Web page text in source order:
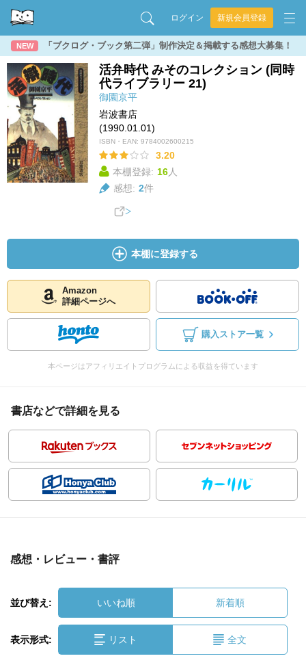
ログイン 新規会員登録
NEW 「ブクログ・ブック第二弾」制作決定＆掲載する感想大募集！
活弁時代 みそのコレクション (同時
代ライブラリー 21)
御園京平
岩波書店
(1990.01.01)
ISBN・EAN: 9784002600215
3.20
本棚登録: 16人
感想: 2件
本棚に登録する
Amazon
詳細ページへ
購入ストア一覧
本ページはアフィリエイトプログラムによる収益を得ています
書店などで詳細を見る
感想・レビュー・書評
並び替え: いいね順 新着順
表示形式: リスト 全文